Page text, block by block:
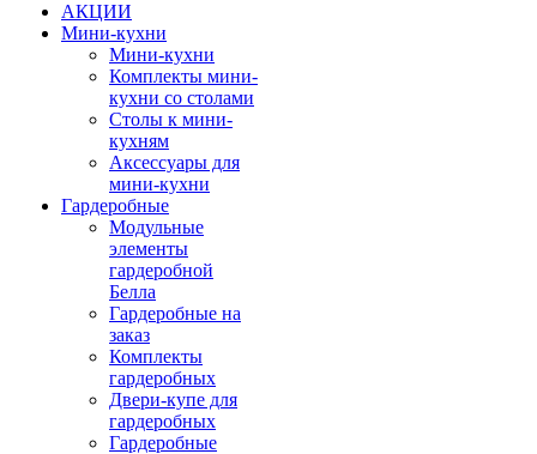
АКЦИИ
Мини-кухни
Мини-кухни
Комплекты мини-
кухни со столами
Столы к мини-
кухням
Аксессуары для
мини-кухни
Гардеробные
Модульные
элементы
гардеробной
Белла
Гардеробные на
заказ
Комплекты
гардеробных
Двери-купе для
гардеробных
Гардеробные